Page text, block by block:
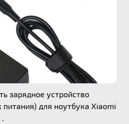
зарядное устройство
питания) для ноутбука Xiaomi